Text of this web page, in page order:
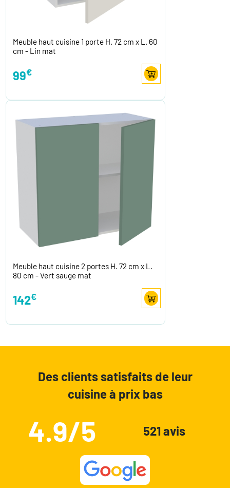
Meuble haut cuisine 1 porte H. 72 cm x L. 60
cm - Lin mat
99€
Meuble haut cuisine 2 portes H. 72 cm x L.
80 cm - Vert sauge mat
142€
Des clients satisfaits de leur
cuisine à prix bas
4.9/5 521 avis